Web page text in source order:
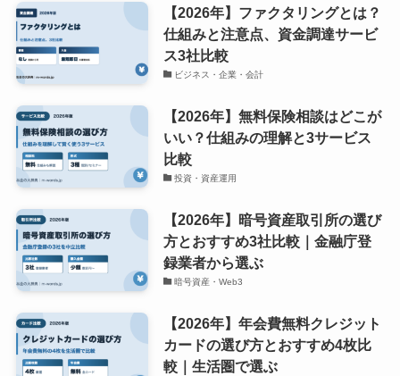
【2026年】ファクタリングとは？
仕組みと注意点、資金調達サービ
ス3社比較
ビジネス・企業・会計
【2026年】無料保険相談はどこが
いい？仕組みの理解と3サービス
比較
投資・資産運用
【2026年】暗号資産取引所の選び
方とおすすめ3社比較｜金融庁登
録業者から選ぶ
暗号資産・Web3
【2026年】年会費無料クレジット
カードの選び方とおすすめ4枚比
較｜生活圏で選ぶ